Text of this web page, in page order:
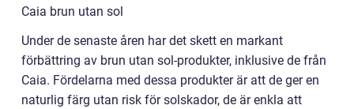
Caia brun utan sol
Under de senaste åren har det skett en markant
förbättring av brun utan sol-produkter, inklusive de från
Caia. Fördelarna med dessa produkter är att de ger en
naturlig färg utan risk för solskador, de är enkla att